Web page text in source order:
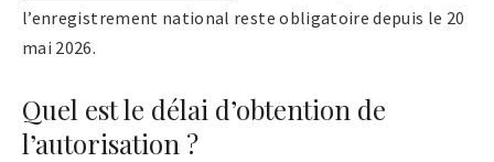
l’enregistrement national reste obligatoire depuis le 20
mai 2026.
Quel est le délai d’obtention de
l’autorisation ?